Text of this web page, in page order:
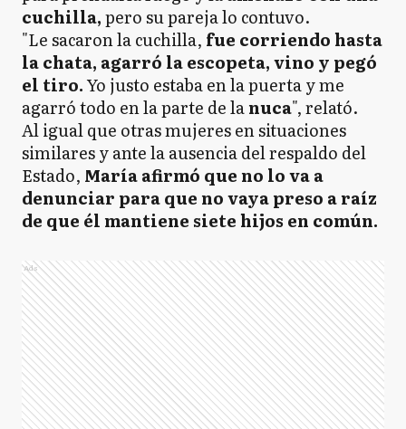
cuchilla,pero su pareja lo contuvo.
"Le sacaron la cuchilla, fue corriendo hasta
la chata, agarró la escopeta, vino y pegó
el tiro.Yo justo estaba en la puerta y me
agarró todo en la parte de lanuca", relató.
Al igual que otras mujeres en situaciones
similares y ante la ausencia del respaldo del
Estado, María afirmó que no lo va a
denunciar para que no vaya preso a raíz
de que él mantiene siete hijos en común.
Ads